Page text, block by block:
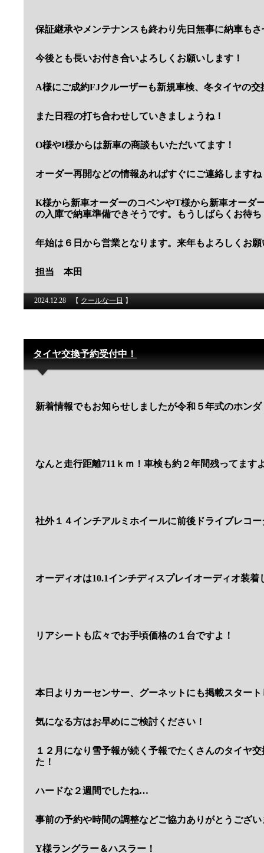
保証継承やメンテナンスも終わり先日無事に納車も
今後とも長いお付き合いよろしくお願いします！
A様にご成約FJクルーザーも新規車検、冬タイヤの
また日程の打ち合わせしていきましょうね！
O様やI様からは新車の商談もいただいてます！
オーダー再開などの情報あればすぐにご連絡しますね
K様から新車オーダーのコペンやT様から新車オーダ
の入庫で納車準備できそうです。もうしばらくお待
年始は６日から営業となります。来年もよろしくお
担当 本田
2024.12.28 【 クールな一日 】
タイヤ交換予約受付中！
新着情報でもお知らせしましたが令和５年式のホン
なんと走行距離711ｋｍ！車検も約２年間残ってます
社外１４インチアルミホイールに前後ドライブレコー
オーディオは10.1インチディスプレイオーディオ装着
リアシートも広々でお手頃価格の１台ですよ！
本日よりカーセンサー、グーネットにも掲載スター
気になる方はお早めにご検討ください！
１２月になり雪予報が続く予報でたくさんのタイヤ
た！
ハードな２週間でしたね…
事前の予約や時間の調整などご協力ありがとうござい
Y様ラングラー＆ハスラー！